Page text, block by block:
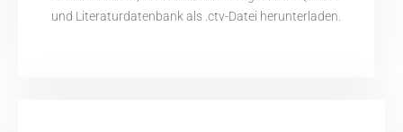
und Literaturdatenbank als .ctv-Datei herunterladen.